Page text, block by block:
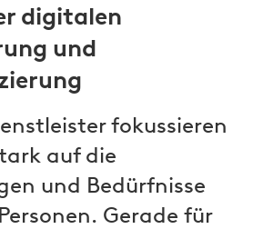
digitalen
und
fokussieren
auf die
und Bedürfnisse
Gerade für